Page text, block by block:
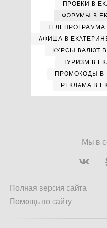
ПРОБКИ В
ФОРУМЫ В
ТЕЛЕПРОГРАММА
АФИША В
КУРСЫ ВАЛЮТ
ТУРИЗМ В
ПРОМОКОДЫ В
РЕКЛАМА В
Мы в
Полная версия сайта
Помощь по сайту